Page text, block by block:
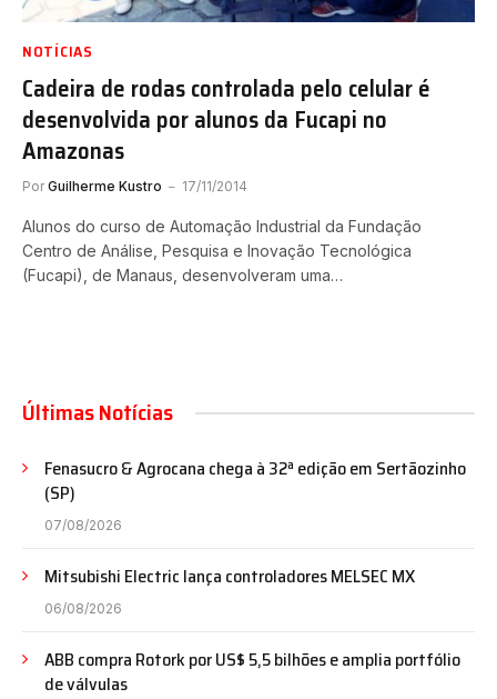
NOTÍCIAS
Cadeira de rodas controlada pelo celular é
desenvolvida por alunos da Fucapi no
Amazonas
Por Guilherme Kustro 17/11/2014
Alunos do curso de Automação Industrial da Fundação
Centro de Análise, Pesquisa e Inovação Tecnológica
(Fucapi), de Manaus, desenvolveram uma…
Últimas Notícias
Fenasucro & Agrocana chega à 32ª edição em Sertãozinho
(SP)
07/08/2026
Mitsubishi Electric lança controladores MELSEC MX
06/08/2026
ABB compra Rotork por US$ 5,5 bilhões e amplia portfólio
de válvulas